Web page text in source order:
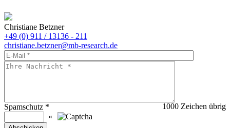
Christiane Betzner
+49 (0) 911 / 13136 - 211
christiane.betzner@mb-research.de
1000 Zeichen übrig
Spamschutz *
«